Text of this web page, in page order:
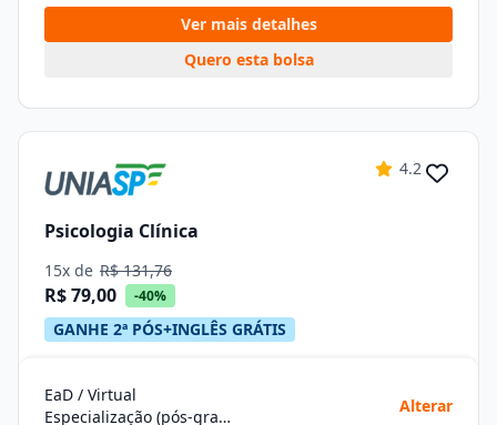
Ver mais detalhes
Quero esta bolsa
4.2
Psicologia Clínica
15x de R$ 131,76
R$ 79,00 -40%
GANHE 2ª PÓS+INGLÊS GRÁTIS
EaD / Virtual
Especialização (pós-graduação)
Alterar